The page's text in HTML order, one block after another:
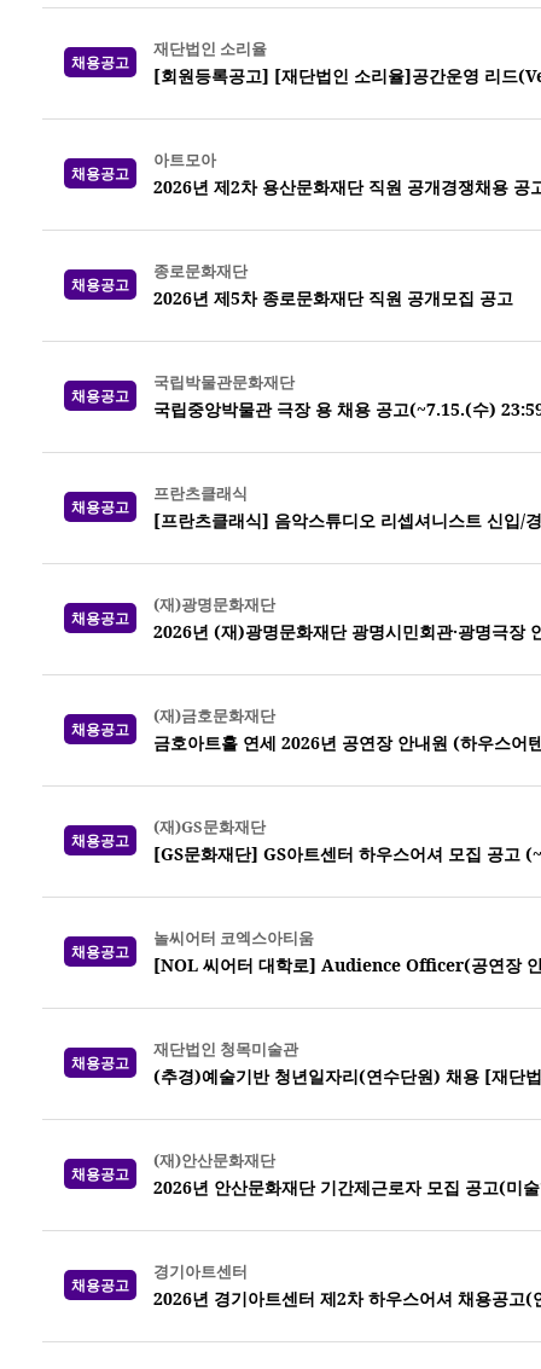
채용공고
재단법인 소리율
[회원등록공고] [재단법인 소리율]공간운영 리드
채용공고
아트모아
2026년 제2차 용산문화재단 직원 공개경쟁채용 공
채용공고
종로문화재단
2026년 제5차 종로문화재단 직원 공개모집 공고
채용공고
국립박물관문화재단
국립중앙박물관 극장 용 채용 공고(~7.15.(수)
채용공고
프란츠클래식
[프란츠클래식] 음악스튜디오 리셉셔니스트 신입/
채용공고
(재)광명문화재단
2026년 (재)광명문화재단 광명시민회관·광명극장
채용공고
(재)금호문화재단
금호아트홀 연세 2026년 공연장 안내원 (하우스어
채용공고
(재)GS문화재단
[GS문화재단] GS아트센터 하우스어셔 모집 공고
채용공고
놀씨어터 코엑스아티움
[NOL 씨어터 대학로] Audience Officer(공연장
채용공고
재단법인 청목미술관
(추경)예술기반 청년일자리(연수단원) 채용 [재단
채용공고
(재)안산문화재단
2026년 안산문화재단 기간제근로자 모집 공고(미
채용공고
경기아트센터
2026년 경기아트센터 제2차 하우스어셔 채용공고(